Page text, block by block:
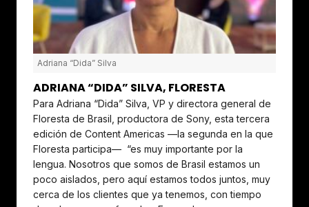
Adriana “Dida” Silva
ADRIANA “DIDA” SILVA, FLORESTA
Para Adriana “Dida” Silva, VP y directora general de
Floresta de Brasil, productora de Sony, esta tercera
edición de Content Americas —la segunda en la que
Floresta participa— “es muy importante por la
lengua. Nosotros que somos de Brasil estamos un
poco aislados, pero aquí estamos todos juntos, muy
cerca de los clientes que ya tenemos, con tiempo